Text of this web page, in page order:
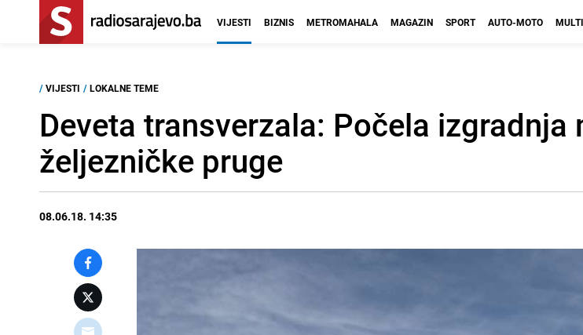
VIJESTI BIZNIS METROMAHALA MAGAZIN SPORT AUTO-MOTO
/ VIJESTI / LOKALNE TEME
Deveta transverzala: Počela izgradnja
željezničke pruge
08.06.18. 14:35